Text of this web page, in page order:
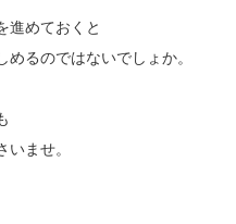
進めておくと
るのではないでしょか。
ませ。